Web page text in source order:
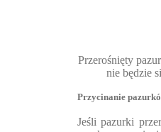
Przerośnięty
nie będzie
Przycinanie
Jeśli pazurki